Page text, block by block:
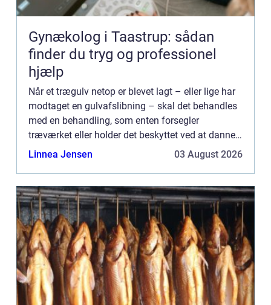
Gynækolog i Taastrup: sådan
finder du tryg og professionel
hjælp
Når et trægulv netop er blevet lagt – eller lige har
modtaget en gulvafslibning – skal det behandles
med en behandling, som enten forsegler
træværket eller holder det beskyttet ved at danne
en hinde i selve tr&aeli...
Linnea Jensen 03 August 2026